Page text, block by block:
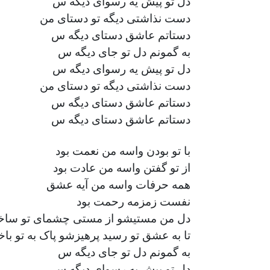
دست نذاشتی دیگه تو دستای من
دستاتم عاشق دستای دیگه س
به گمونم دل تو جای دیگه س
دل تو پیش یه رسوای دیگه س
دست نذاشتی دیگه تو دستای من
دستاتم عاشق دستای دیگه س
دستاتم عاشق دستای دیگه س
با تو بودن واسه من نعمت بود
از تو گفتن واسه من عادت بود
همه حرفات واسه من آیه عشق
نفست زمزمه رحمت بود
دل من مستیشو از مستی چشمای تو
تا به عشق تو رسید پرهیزشو پاک به تو
به گمونم دل تو جای دیگه س